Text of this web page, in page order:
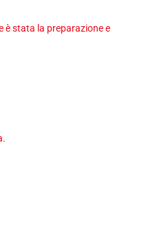
è stata la preparazione e